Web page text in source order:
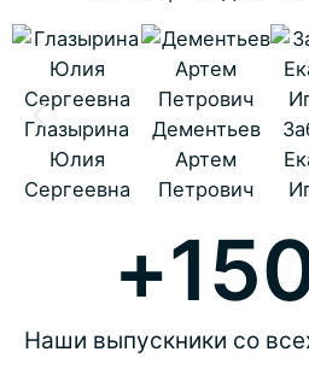
Глазырина
Юлия
Сергеевна
Дементьев
Артем
Петрович
+
Наши выпускники со